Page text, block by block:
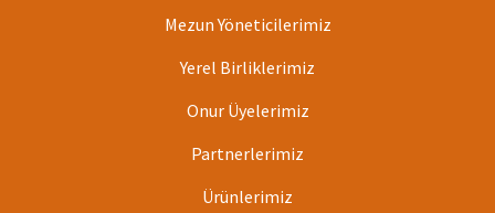
Mezun Yöneticilerimiz
Yerel Birliklerimiz
Onur Üyelerimiz
Partnerlerimiz
Ürünlerimiz